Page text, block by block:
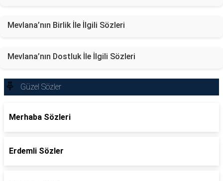
Mevlana’nın Birlik İle İlgili Sözleri
Mevlana’nın Dostluk İle İlgili Sözleri
Güzel Sözler
Merhaba Sözleri
Erdemli Sözler